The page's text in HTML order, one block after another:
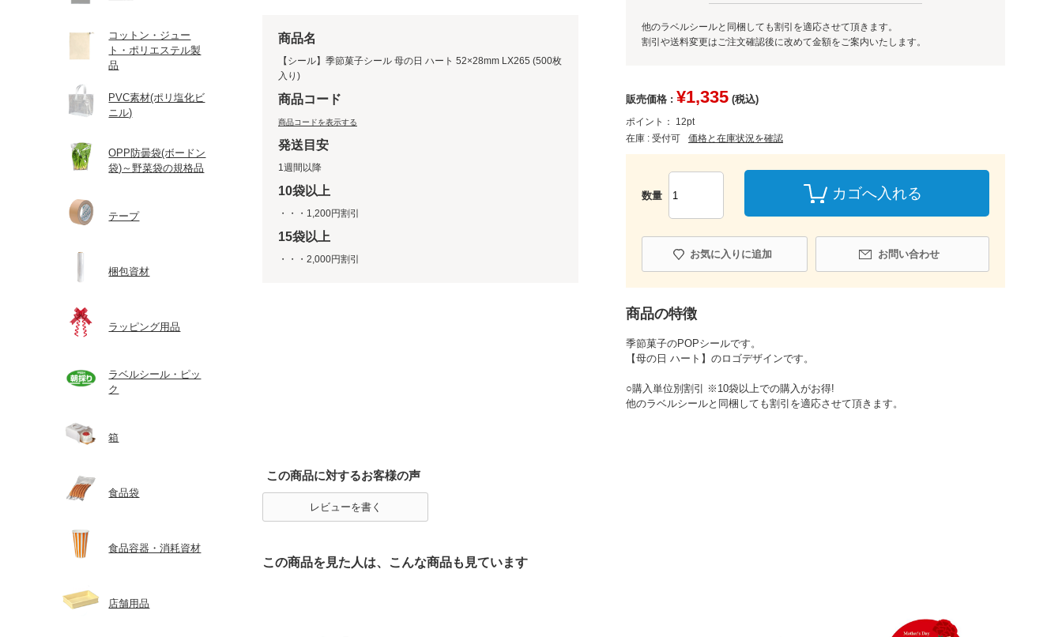
コットン・ジュー
ト・ポリエステル製
品
PVC素材(ポリ塩化ビ
ニル)
OPP防曇袋(ボードン
袋)～野菜袋の規格品
テープ
梱包資材
ラッピング用品
ラベルシール・ピッ
ク
箱
食品袋
食品容器・消耗資材
店舗用品
商品名
【シール】季節菓子シール 母の日 ハート 52×28mm LX265 (500枚
入り)
商品コード
商品コードを表示する
発送目安
1週間以降
10袋以上
・・・1,200円割引
15袋以上
・・・2,000円割引
他のラベルシールと同梱しても割引を適応させて頂きます。
割引や送料変更はご注文確認後に改めて金額をご案内いたします。
販売価格 : ¥1,335 (税込)
ポイント： 12pt
在庫 : 受付可 価格と在庫状況を確認
数量 カゴへ入れる
お気に入りに追加 お問い合わせ
商品の特徴
季節菓子のPOPシールです。
【母の日 ハート】のロゴデザインです。
○購入単位別割引 ※10袋以上での購入がお得!
他のラベルシールと同梱しても割引を適応させて頂きます。
この商品に対するお客様の声
レビューを書く
この商品を見た人は、こんな商品も見ています